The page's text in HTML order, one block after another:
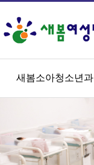
새봄소아청소년과